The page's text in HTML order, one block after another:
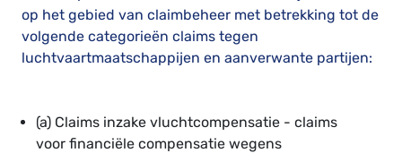
op het gebied van claimbeheer met betrekking tot de
volgende categorieën claims tegen
luchtvaartmaatschappijen en aanverwante partijen:
(a) Claims inzake vluchtcompensatie - claims
voor financiële compensatie wegens